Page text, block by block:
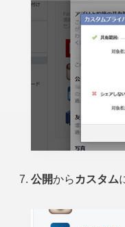
公開から カスタム